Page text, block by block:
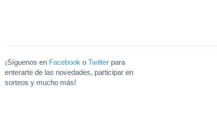
¡Síguenos en Facebook o Twitter para
enterarte de las novedades, participar en
sorteos y mucho más!